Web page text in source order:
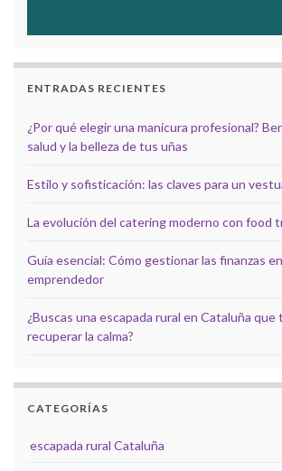
ENTRADAS RECIENTES
¿Por qué elegir una manicura profesional?
salud y la belleza de tus uñas
Estilo y sofisticación: las claves para un
La evolución del catering moderno con food
Guía esencial: Cómo gestionar las finanzas
emprendedor
¿Buscas una escapada rural en Cataluña que
recuperar la calma?
CATEGORÍAS
escapada rural Cataluña